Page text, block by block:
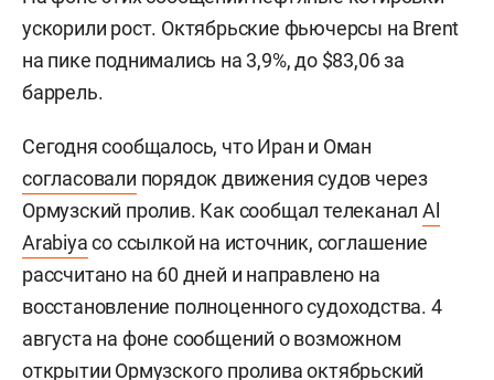
ускорили рост. Октябрьские фьючерсы на Brent
на пике поднимались на 3,9%, до $83,06 за
баррель.
Сегодня сообщалось, что Иран и Оман
согласовали порядок движения судов через
Ормузский пролив. Как сообщал телеканал Al
Arabiyaсо ссылкой на источник, соглашение
рассчитано на 60 дней и направлено на
восстановление полноценного судоходства. 4
августа на фоне сообщений о возможном
открытии Ормузского пролива октябрьский